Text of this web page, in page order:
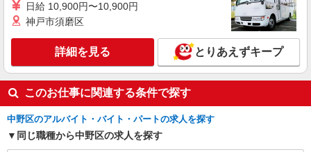
日給 10,900円〜10,900円
神戸市須磨区
詳細を見る とりあえずキープ
このお仕事に関連する条件で探す
中野区のアルバイト・バイト・パートの求人を探す
同じ職種から中野区の求人を探す